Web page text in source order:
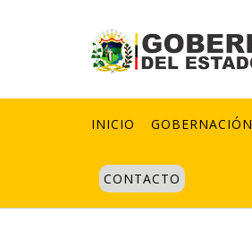
INICIO GOBERNACIÓN
CONTACTO